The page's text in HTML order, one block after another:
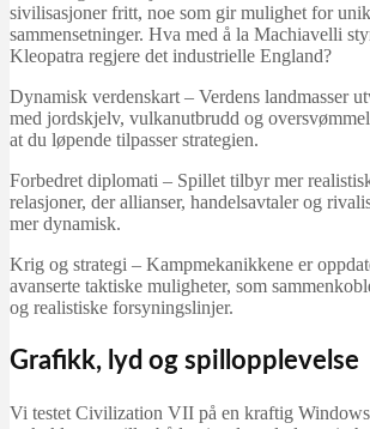
sivilisasjoner fritt, noe som gir mulighet for
sammensetninger. Hva med å la Machiavelli
Kleopatra regjere det industrielle England?
Dynamisk verdenskart – Verdens landmasser
med jordskjelv, vulkanutbrudd og
at du løpende tilpasser strategien.
Forbedret diplomati – Spillet tilbyr mer
relasjoner, der allianser, handelsavtaler og
mer dynamisk.
Krig og strategi – Kampmekanikkene er
avanserte taktiske muligheter, som
og realistiske forsyningslinjer.
Grafikk, lyd og spillopplevelse
Vi testet Civilization VII på en kraftig